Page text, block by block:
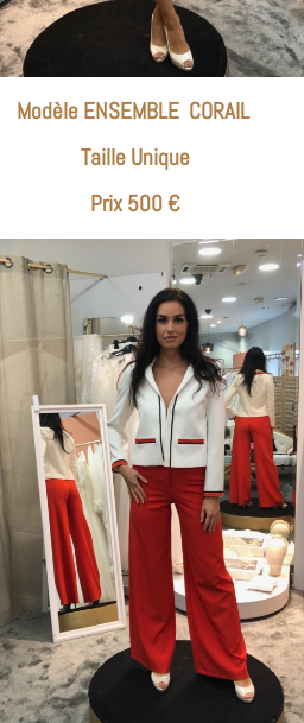
Modèle ENSEMBLE CORAIL
Taille Unique
Prix 500 €